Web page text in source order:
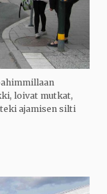
loivat mutkat,
ajamisen silti